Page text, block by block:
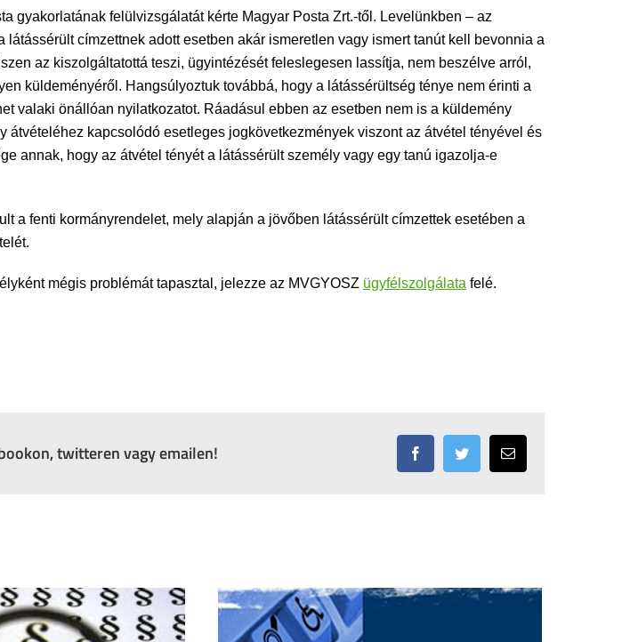
gyakorlatának felülvizsgálatát kérte Magyar Posta Zrt.-től. Levelünkben – az
címzettnek adott esetben akár ismeretlen vagy ismert tanút kell bevonnia a
az kiszolgáltatottá teszi, ügyintézését feleslegesen lassítja, nem beszélve arról,
küldeményéről. Hangsúlyoztuk továbbá, hogy a látássérültség ténye nem érinti a
valaki önállóan nyilatkozatot. Ráadásul ebben az esetben nem is a küldemény
kapcsolódó esetleges jogkövetkezmények viszont az átvétel tényével és
annak, hogy az átvétel tényét a látássérült személy vagy egy tanú igazolja-e
a fenti kormányrendelet, mely alapján a jövőben látássérült címzettek esetében a
mégis problémát tapasztal, jelezze az MVGYOSZ ügyfélszolgálata felé.
twitteren vagy emailen! FacebookTwitter Email: